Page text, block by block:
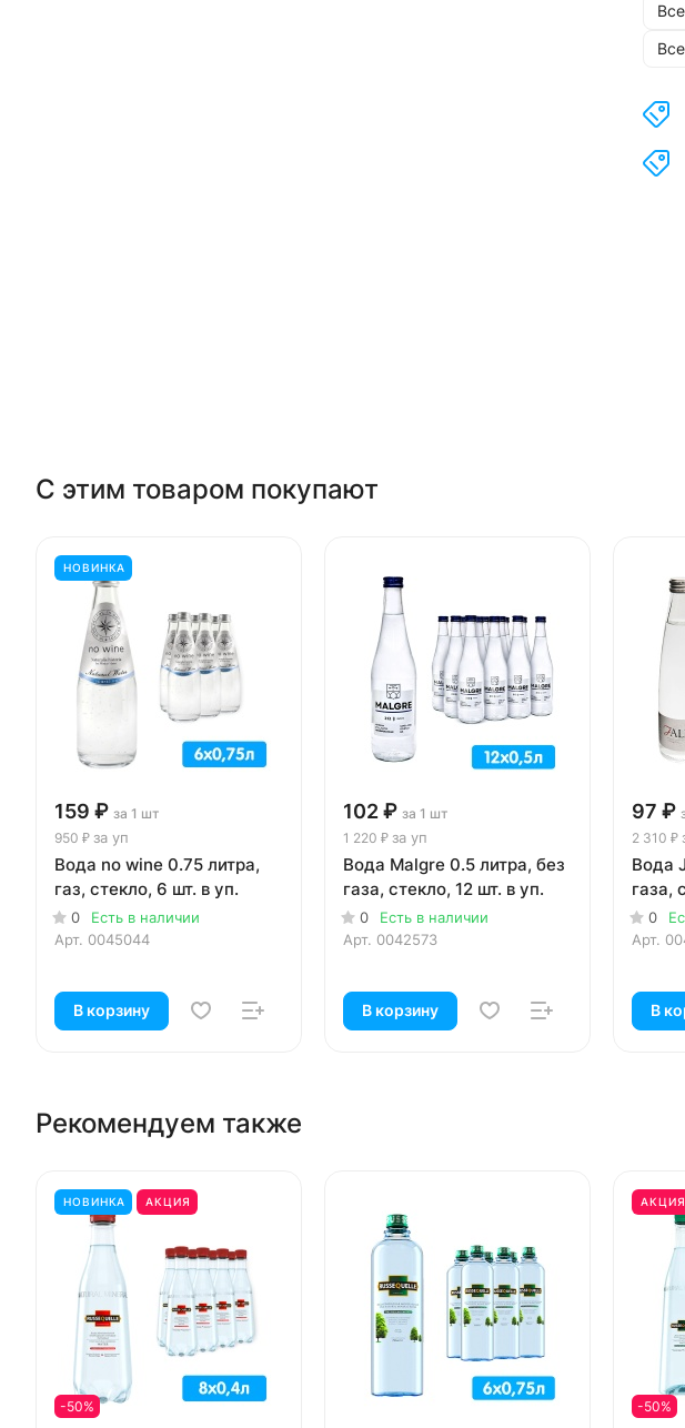
С этим товаром покупают
НОВИНКА
159 ₽ за 1 шт
950 ₽ за уп
Вода no wine 0.75 литра,
газ, стекло, 6 шт. в уп.
0
Есть в наличии
Арт. 0045044
В корзину
102 ₽ за 1 шт
1 220 ₽ за уп
Вода Malgre 0.5 литра, без
газа, стекло, 12 шт. в уп.
0
Есть в наличии
Арт. 0042573
В корзину
97 ₽
2 310 ₽
Вода
газа,
0
Арт.
В
Рекомендуем также
НОВИНКА АКЦИЯ
-50%
АКЦИЯ
-50%